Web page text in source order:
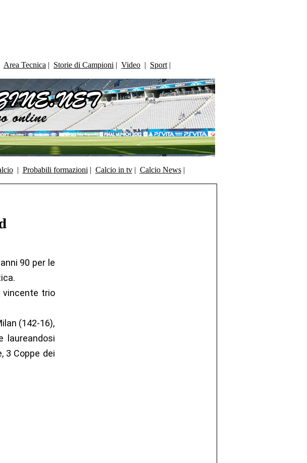
Area Tecnica | Storie di Campioni | Video | Sport |
| Probabili formazioni | Calcio in tv| Calcio News|
90 per le
vincente trio
(142-16),
laureandosi
3 Coppe dei